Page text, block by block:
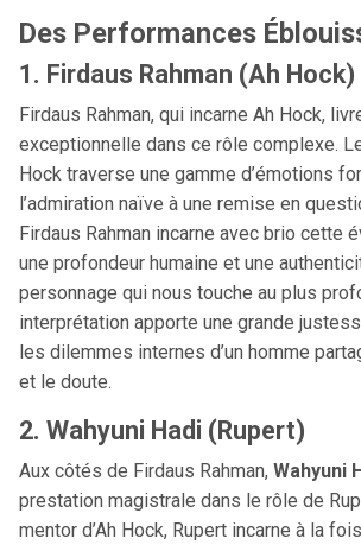
Des Performances
1. Firdaus Rahman (Ah Hock)
Firdaus Rahman, qui incarne Ah Hock,
exceptionnelle dans ce rôle complexe.
Hock traverse une gamme d’émotions
l’admiration naïve à une remise en
Firdaus Rahman incarne avec brio cette
une profondeur humaine et une
personnage qui nous touche au plus
interprétation apporte une grande
les dilemmes internes d’un homme
et le doute.
2. Wahyuni Hadi (Rupert)
Aux côtés de Firdaus Rahman, Wahyuni
prestation magistrale dans le rôle de
mentor d’Ah Hock, Rupert incarne à la